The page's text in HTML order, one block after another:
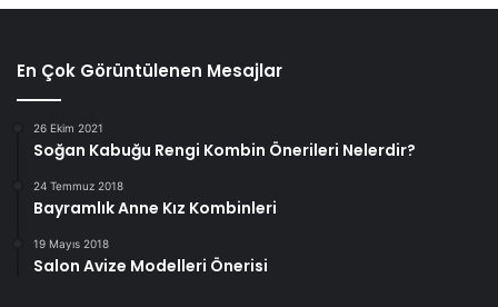
En Çok Görüntülenen Mesajlar
26 Ekim 2021
Soğan Kabuğu Rengi Kombin Önerileri Nelerdir?
24 Temmuz 2018
Bayramlık Anne Kız Kombinleri
19 Mayıs 2018
Salon Avize Modelleri Önerisi